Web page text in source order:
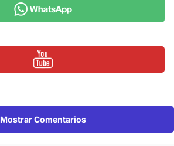
Mostrar Comentarios